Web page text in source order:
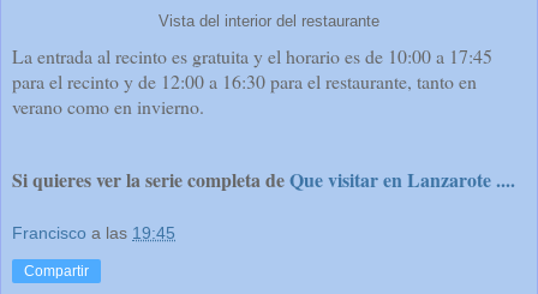
Vista del interior del restaurante
La entrada al recinto es gratuita y el horario es de 10:00 a 17:45
para el recinto y de 12:00 a 16:30 para el restaurante, tanto en
verano como en invierno.
Si quieres ver la serie completa deQue visitar en Lanzarote ....
Francisco a las 19:45
Compartir